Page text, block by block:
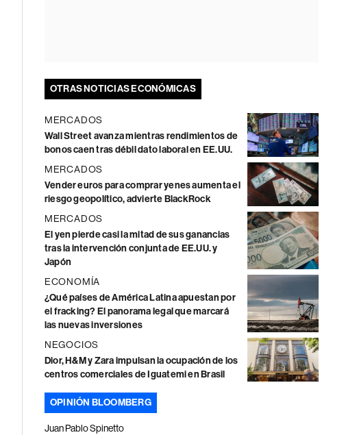
OTRAS NOTICIAS ECONÓMICAS
MERCADOS
Wall Street avanza mientras rendimientos de
bonos caen tras débil dato laboral en EE.UU.
MERCADOS
Vender euros para comprar yenes aumenta el
riesgo geopolítico, advierte BlackRock
MERCADOS
El yen pierde casi la mitad de sus ganancias
tras la intervención conjunta de EE.UU. y
Japón
ECONOMÍA
¿Qué países de América Latina apuestan por
el fracking? El panorama legal que marcará
las nuevas inversiones
NEGOCIOS
Dior, H&M y Zara impulsan la ocupación de los
centros comerciales de Iguatemi en Brasil
OPINIÓN BLOOMBERG
Juan Pablo Spinetto